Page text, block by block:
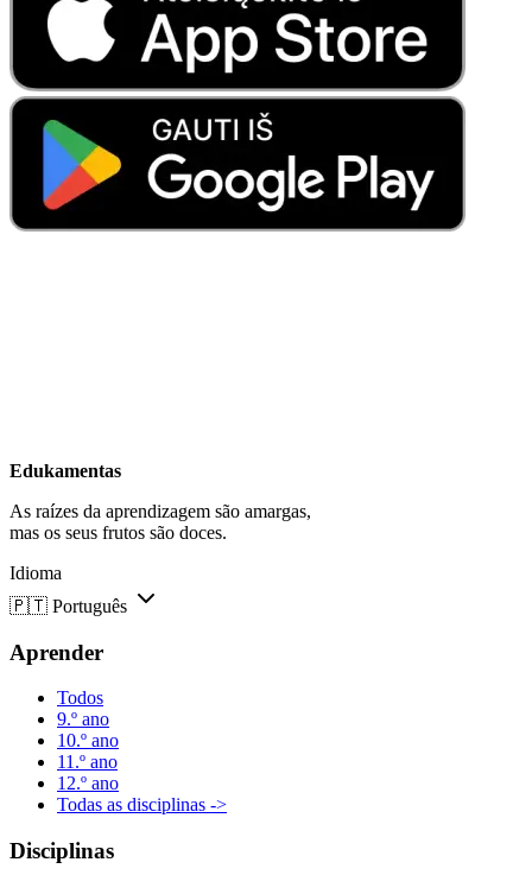
Edukamentas
As raízes da aprendizagem são amargas,
mas os seus frutos são doces.
Idioma
🇵🇹 Português
Aprender
Todos
9.º ano
10.º ano
11.º ano
12.º ano
Todas as disciplinas ->
Disciplinas